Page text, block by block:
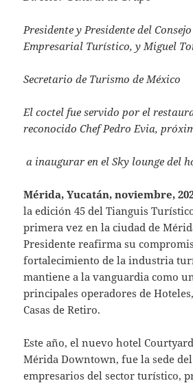
Presidente y Presidente del
Empresarial Turístico, y Miguel
Secretario de Turismo de México
El coctel fue servido por el
reconocido Chef Pedro Evia,
a inaugurar en el Sky lounge del
Mérida, Yucatán, noviembre,
la edición 45 del Tianguis
primera vez en la ciudad de
Presidente reafirma su
fortalecimiento de la industria
mantiene a la vanguardia como
principales operadores de
Casas de Retiro.
Este año, el nuevo hotel
Mérida Downtown, fue la sede
empresarios del sector turístico,